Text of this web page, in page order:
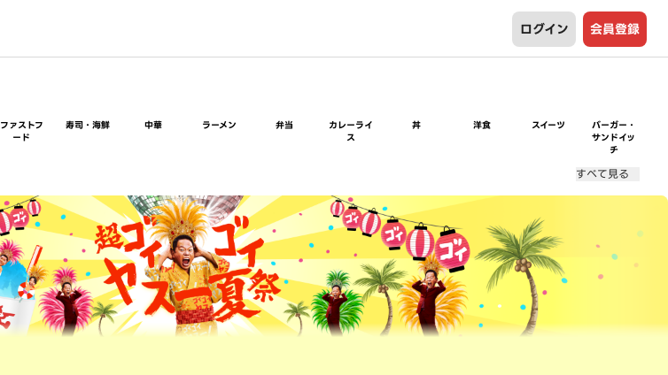
ログイン 会員登録
ファストフ
ード
寿司・海鮮 中華 ラーメン 弁当
カレーライ
ス
丼 洋食 スイーツ
バーガー・
サンドイッ
チ
すべて見る